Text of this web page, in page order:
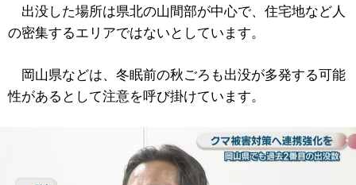
出没した場所は県北の山間部が中心で、住宅地など人
の密集するエリアではないとしています。
岡山県などは、冬眠前の秋ごろも出没が多発する可能
性があるとして注意を呼び掛けています。